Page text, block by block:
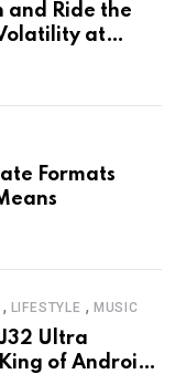
and Ride the
at
Platform
Formats
, LIFESTYLE , MUSIC
Ultra
of Android